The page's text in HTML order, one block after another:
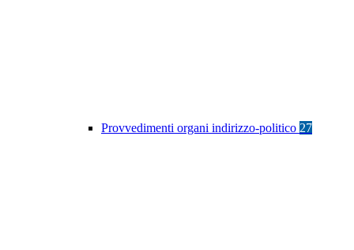
Provvedimenti organi indirizzo-politico 27